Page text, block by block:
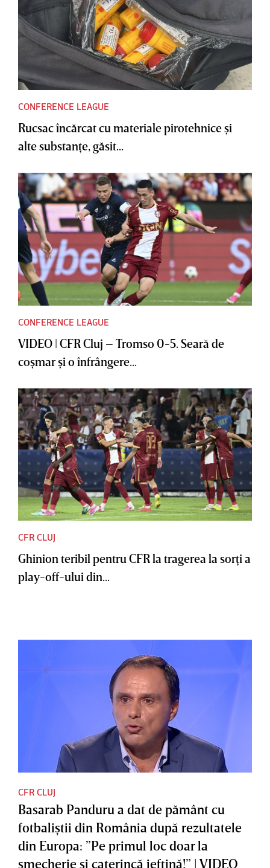
CONFERENCE LEAGUE
Rucsac încărcat cu materiale pirotehnice şi
alte substanţe, găsit...
CONFERENCE LEAGUE
VIDEO | CFR Cluj – Tromso 0-5. Seară de
coşmar şi o înfrângere...
CFR CLUJ
Ghinion teribil pentru CFR la tragerea la sorţi a
play-off-ului din...
CFR CLUJ
Basarab Panduru a dat de pământ cu
fotbaliştii din România după rezultatele
din Europa: ”Pe primul loc doar la
şmecherie şi caterincă ieftină!” | VIDEO